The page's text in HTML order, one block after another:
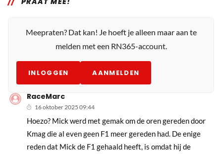
Meepraten? Dat kan! Je hoeft je alleen maar aan te
melden met een RN365-account.
INLOGGEN AANMELDEN
RaceMarc
16 oktober 2025 09:44
Hoezo? Mick werd met gemak om de oren gereden door
Kmag die al even geen F1 meer gereden had. De enige
reden dat Mick de F1 gehaald heeft, is omdat hij de